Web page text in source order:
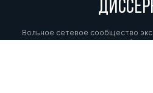
Вольное сетевое сообщество
репортеров, посвящающих свой